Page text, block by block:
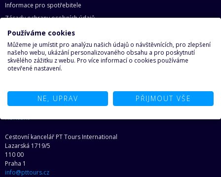
Informace pro spotřebitele
Zásady ochrany osobních údajů
Základní práva zákazníka
Mapa webu
O lodích
Najděte svoji loď snů
Ze světa lodí
Kontakt
Cestovní kancelář PT Tours International
Lazarská 1719/5
110 00
Praha 1
info@pttours.cz
Používáme cookies
Můžeme je umístit pro analýzu našich údajů o návštěvnících, pro zlepšení
našeho webu, ukázání personalizovaného obsahu a pro poskytnutí
skvělého zážitku z webu. Pro více informací o cookies používáme
otevřené nastavení.
NE, UPRAV PŘIJMOUT VŠE